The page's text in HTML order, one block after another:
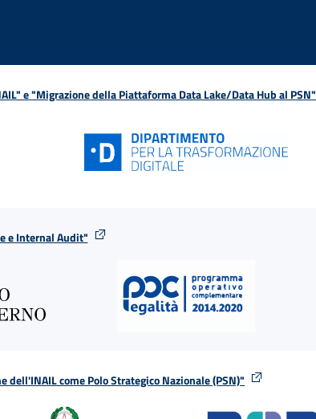
e "Migrazione della Piattaforma Data Lake/Data Hub al PSN"
e Internal Audit"
come Polo Strategico Nazionale (PSN)"